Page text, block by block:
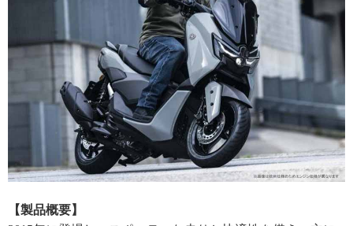
【製品概要】